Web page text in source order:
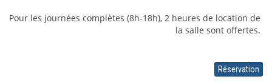
Pour les journées complètes (8h-18h), 2 heures de location de
la salle sont offertes.
Réservation